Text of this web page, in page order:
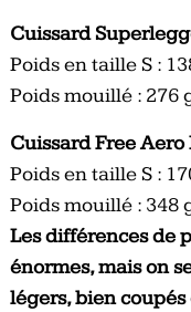
Cuissard
Poids en taille S :
Poids mouillé : 276
Cuissard Free Aero
Poids en taille S :
Poids mouillé : 348
Les différences de
énormes, mais on
légers, bien